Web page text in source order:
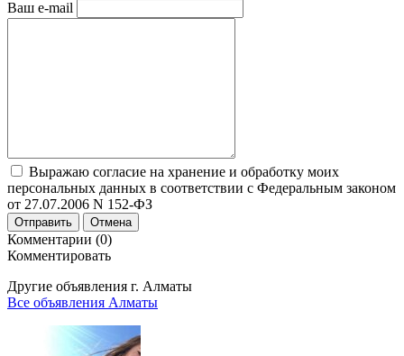
Ваш e-mail
Выражаю согласие на хранение и обработку моих
персональных данных в соответствии с Федеральным законом
от 27.07.2006 N 152-ФЗ
Отправить Отмена
Комментарии (0)
Комментировать
Другие объявления г. Алматы
Все объявления Алматы